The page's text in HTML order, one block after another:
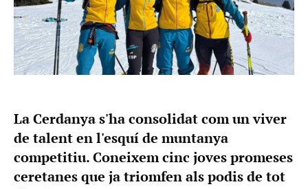
La Cerdanya s'ha consolidat com un viver
de talent en l'esquí de muntanya
competitiu. Coneixem cinc joves promeses
ceretanes que ja triomfen als podis de tot